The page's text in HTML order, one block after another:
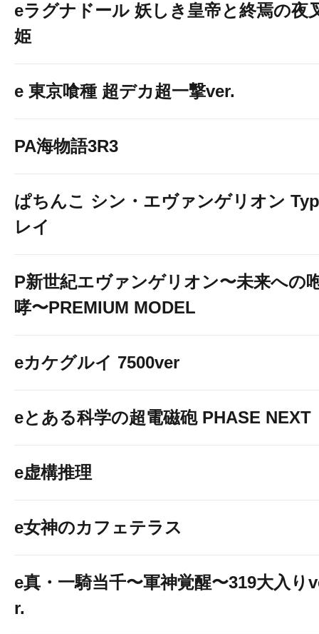
eラグナドール 妖しき皇帝と終焉の夜
姫
e 東京喰種 超デカ超一撃ver.
PA海物語3R3
ぱちんこ シン・エヴァンゲリオン
レイ
P新世紀エヴァンゲリオン〜未来への
哮〜PREMIUM MODEL
eカケグルイ 7500ver
eとある科学の超電磁砲 PHASE NEXT
e虚構推理
e女神のカフェテラス
e真・一騎当千〜軍神覚醒〜319大入り
r.